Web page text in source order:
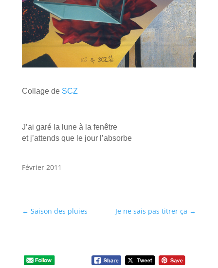
Collage de SCZ
J’ai garé la lune à la fenêtre
et j’attends que le jour l’absorbe
Février 2011
← Saison des pluies Je ne sais pas titrer ça →